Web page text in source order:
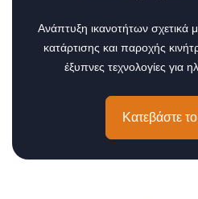
Ανάπτυξη ικανοτήτων σχετικά
κατάρτισης και παροχής
έξυπνες τεχνολογίες για
Κατεβάστε